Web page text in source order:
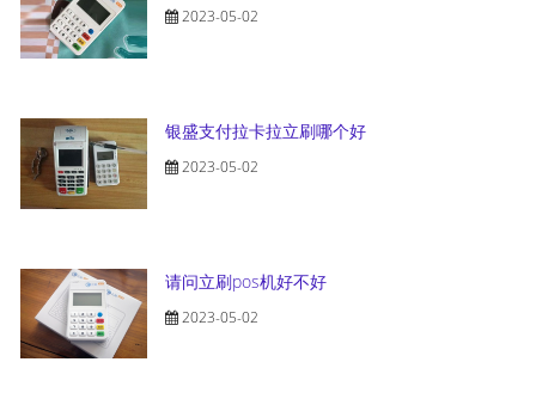
2023-05-02
银盛支付拉卡拉立刷哪个好
2023-05-02
请问立刷pos机好不好
2023-05-02